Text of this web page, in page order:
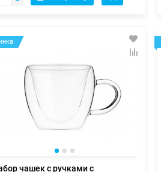
чашек с ручками с